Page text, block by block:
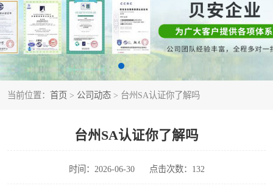
当前位置： 首页 > 公司动态 > 台州SA认证你了解吗
台州SA认证你了解吗
时间：2026-06-30 点击次数：132
CE认证
SA认证
OHSAS18001认证
45001认证